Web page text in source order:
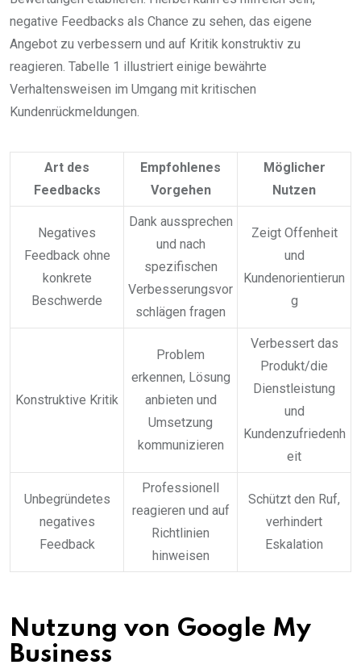
negative Feedbacks als Chance zu sehen, das eigene
Angebot zu verbessern und auf Kritik konstruktiv zu
reagieren. Tabelle 1 illustriert einige bewährte
Verhaltensweisen im Umgang mit kritischen
Kundenrückmeldungen.
Art des
Feedbacks
Empfohlenes
Vorgehen
Möglicher
Nutzen
Negatives
Feedback ohne
konkrete
Beschwerde
Dank aussprechen
und nach
spezifischen
Verbesserungsvor
schlägen fragen
Zeigt Offenheit
und
Kundenorientierun
g
Konstruktive Kritik
Problem
erkennen, Lösung
anbieten und
Umsetzung
kommunizieren
Verbessert das
Produkt/die
Dienstleistung
und
Kundenzufriedenh
eit
Unbegründetes
negatives
Feedback
Professionell
reagieren und auf
Richtlinien
hinweisen
Schützt den Ruf,
verhindert
Eskalation
Nutzung von Google My
Business